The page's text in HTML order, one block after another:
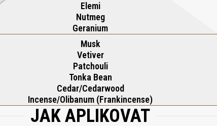
Elemi
Nutmeg
Geranium
Musk
Vetiver
Patchouli
Tonka Bean
Cedar/Cedarwood
Incense/Olibanum (Frankincense)
JAK APLIKOVAT